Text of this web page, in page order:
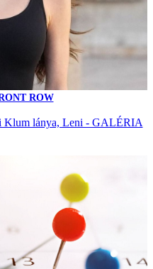
ROW
Klum lánya, Leni - GALÉRIA